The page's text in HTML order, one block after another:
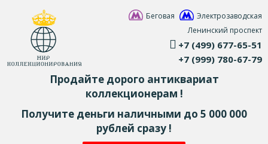
Беговая
Электрозаводская
Ленинский проспект
+7 (499) 677-65-51
+7 (999) 780-67-79
Продайте дорого антиквариат
коллекционерам !
Получите деньги наличными до 5 000 000
рублей сразу !